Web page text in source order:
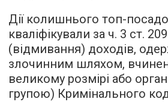
Дії колишнього топ-
кваліфікували за ч. 3 ст.
(відмивання) доходів,
злочинним шляхом,
великому розмірі або
групою) Кримінального